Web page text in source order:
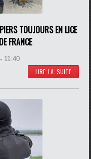
TOUJOURS EN LICE
FRANCE
11:40
LIRE LA SUITE